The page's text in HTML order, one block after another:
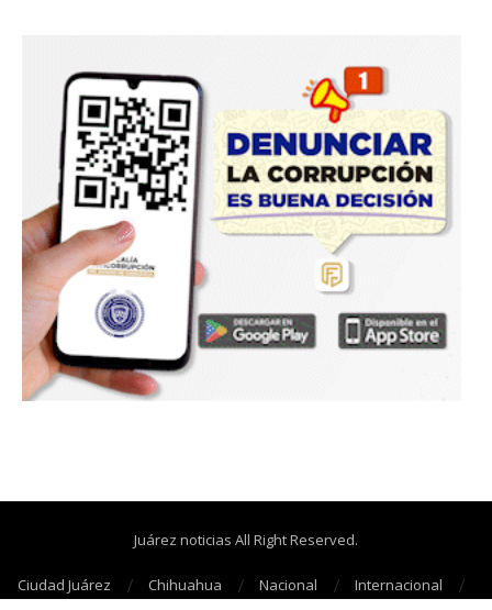
Juárez noticias All Right Reserved.
Ciudad Juárez Chihuahua Nacional
Internacional